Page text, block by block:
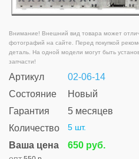
Внимание! Внешний вид товара может
фотографий на сайте. Перед покупкой
деталь. На одной модели могут быть
запчасти!
Артикул
02-06-14
Состояние
Новый
Гарантия
5 месяцев
Количество
5 шт.
Ваша цена 650 руб.